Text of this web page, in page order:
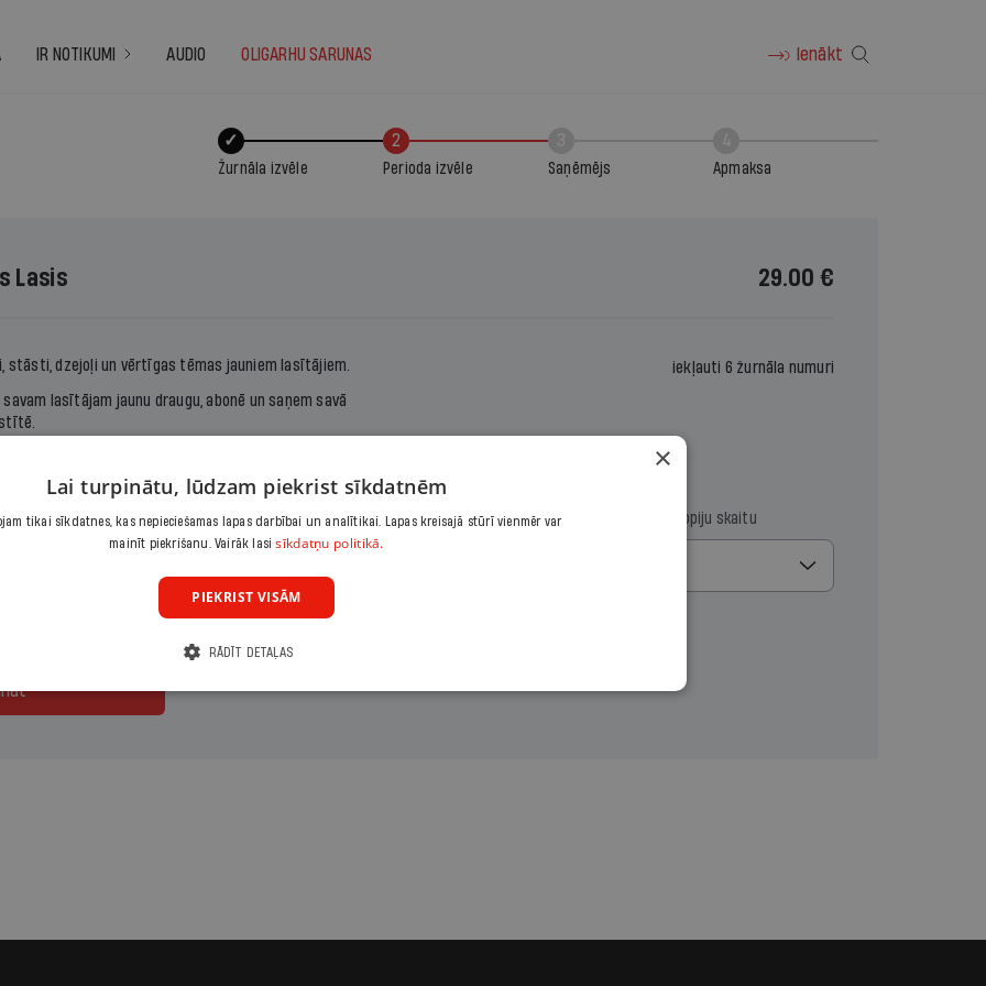
IR NOTIKUMI AUDIO OLIGARHU SARUNAS Ienākt
✓
Žurnāla izvēle
2
Perioda izvēle Saņēmējs Apmaksa
Lasis 29.00 €
stāsti, dzejoļi un vērtīgas tēmas jauniem lasītājiem.
savam lasītājam jaunu draugu, abonē un saņem savā
iekļauti 6 žurnāla numuri
Izvēlies periodu Izvēlies sākuma datumu Izvēlies kopiju skaitu
×
Lai turpinātu, lūdzam piekrist sīkdatnēm
tikai sīkdatnes, kas nepieciešamas lapas darbībai un analītikai. Lapas kreisajā stūrī vienmēr var
mainīt piekrišanu. Vairāk lasisīkdatņu politikā.
PIEKRIST VISĀM
RĀDĪT DETAĻAS